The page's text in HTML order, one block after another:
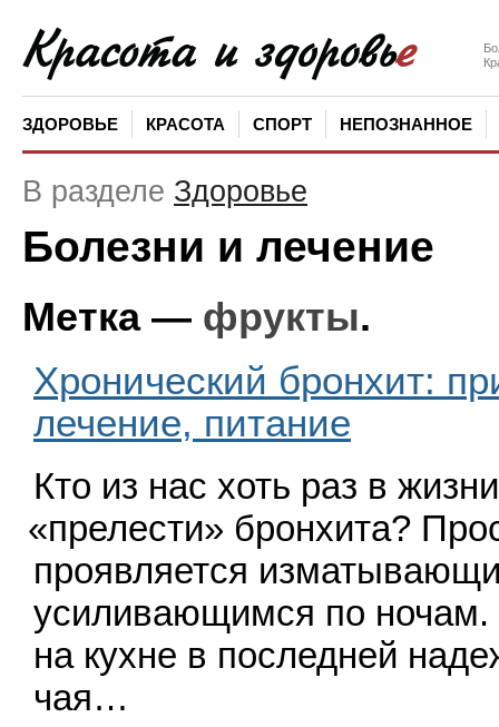
ЗДОРОВЬЕ КРАСОТА СПОРТ НЕПОЗНАННОЕ
В разделе Здоровье
Болезни и лечение
Метка — фрукты.
Хронический бронхит:
лечение, питание
Кто из нас хоть раз в
«прелести» бронхита?
проявляется
усиливающимся по
на кухне в последней
чая…